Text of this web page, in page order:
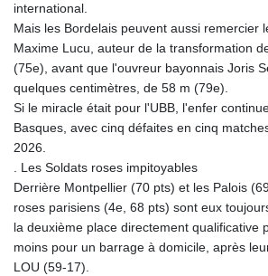
international.
Mais les Bordelais peuvent aussi remercier
Maxime Lucu, auteur de la transformation
(75e), avant que l'ouvreur bayonnais Joris
quelques centimètres, de 58 m (79e).
Si le miracle était pour l'UBB, l'enfer
Basques, avec cinq défaites en cinq
2026.
. Les Soldats roses impitoyables
Derrière Montpellier (70 pts) et les Palois
roses parisiens (4e, 68 pts) sont eux
la deuxième place directement qualificative
moins pour un barrage à domicile, après
LOU (59-17).